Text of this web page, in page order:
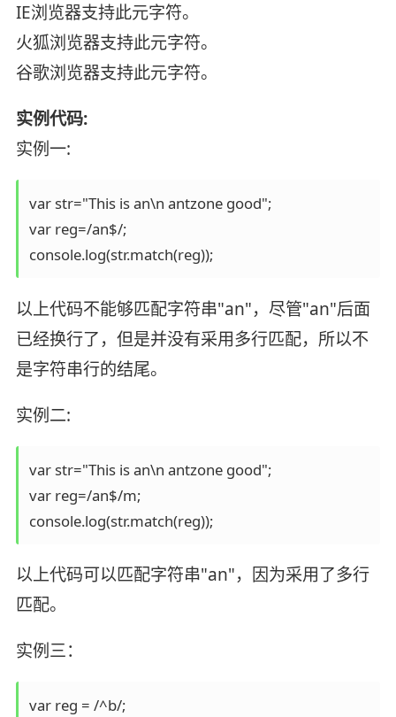
IE浏览器支持此元字符。
火狐浏览器支持此元字符。
谷歌浏览器支持此元字符。
实例代码:
实例一:
var str="This is an\n antzone good";
var reg=/an$/;
console.log(str.match(reg));
以上代码不能够匹配字符串"an"，尽管"an"后面
已经换行了，但是并没有采用多行匹配，所以不
是字符串行的结尾。
实例二:
var str="This is an\n antzone good";
var reg=/an$/m;
console.log(str.match(reg));
以上代码可以匹配字符串"an"，因为采用了多行
匹配。
实例三：
var reg = /^b/;